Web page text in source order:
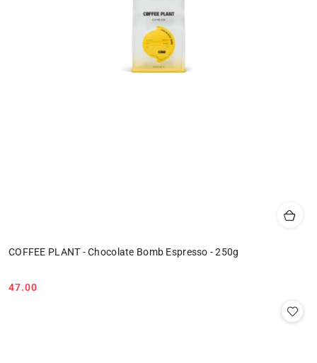
COFFEE PLANT - Chocolate Bomb Espresso - 250g
Cena:
47.00